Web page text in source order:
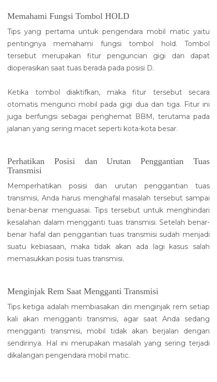
Memahami Fungsi Tombol HOLD
Tips yang pertama untuk pengendara mobil matic yaitu
pentingnya memahami fungsi tombol hold. Tombol
tersebut merupakan fitur penguncian gigi dan dapat
dioperasikan saat tuas berada pada posisi D.
Ketika tombol diaktifkan, maka fitur tersebut secara
otomatis mengunci mobil pada gigi dua dan tiga. Fitur ini
juga berfungsi sebagai penghemat BBM, terutama pada
jalanan yang sering macet seperti kota-kota besar.
Perhatikan Posisi dan Urutan Penggantian Tuas
Transmisi
Memperhatikan posisi dan urutan penggantian tuas
transmisi, Anda harus menghafal masalah tersebut sampai
benar-benar menguasai. Tips tersebut untuk menghindari
kesalahan dalam mengganti tuas transmisi. Setelah benar-
benar hafal dan penggantian tuas transmisi sudah menjadi
suatu kebiasaan, maka tidak akan ada lagi kasus salah
memasukkan posisi tuas transmisi.
Menginjak Rem Saat Mengganti Transmisi
Tips ketiga adalah membiasakan diri menginjak rem setiap
kali akan mengganti transmisi, agar saat Anda sedang
mengganti transmisi, mobil tidak akan berjalan dengan
sendirinya. Hal ini merupakan masalah yang sering terjadi
dikalangan pengendara mobil matic.